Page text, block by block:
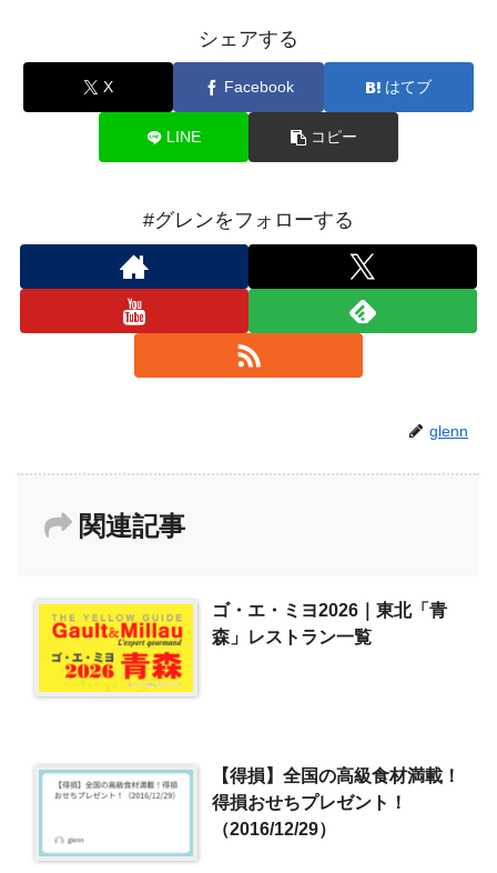
シェアする
X Facebook はてブ
LINE コピー
#グレンをフォローする
glenn
関連記事
ゴ・エ・ミヨ2026｜東北「青
森」レストラン一覧
【得損】全国の高級食材満載！
得損おせちプレゼント！
（2016/12/29）